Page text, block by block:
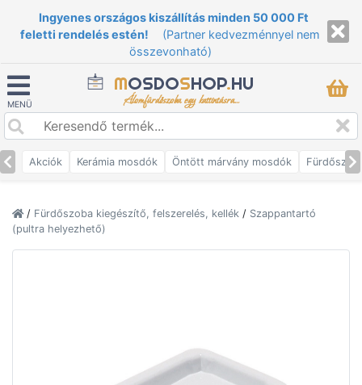
Ingyenes országos kiszállítás minden 50 000 Ft
feletti rendelés estén!
(Partner kedvezménnyel nem
összevonható)
MENÜ
MOSDOSHOP.HU
Álomfürdőszoba egy kattintásra...
Akciók Kerámia mosdók Öntött márvány mosdók
/ Fürdőszoba kiegészítő, felszerelés, kellék / Szappantartó
(pultra helyezhető)